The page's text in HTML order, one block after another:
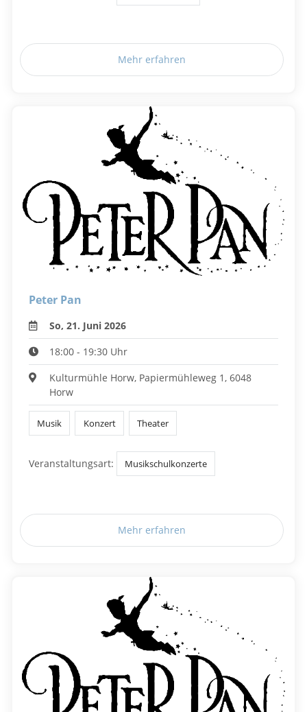
Mehr erfahren
Peter Pan
So, 21. Juni 2026
18:00 - 19:30 Uhr
Kulturmühle Horw, Papiermühleweg 1, 6048
Horw
Musik Konzert Theater
Veranstaltungsart: Musikschulkonzerte
Mehr erfahren